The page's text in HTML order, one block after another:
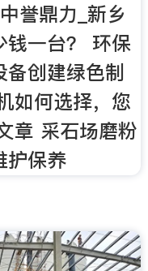
誉鼎力_新乡
钱一台？ 环保
创建绿色制
如何选择，您
章 采石场磨粉
护保养